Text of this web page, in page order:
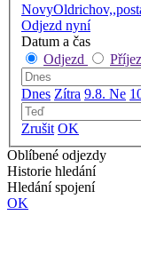
Odjezd nyní
Datum a čas
Odjezd
Dnes Zítra 9.8. Ne
Zrušit OK
Oblíbené odjezdy
Historie hledání
Hledání spojení
OK